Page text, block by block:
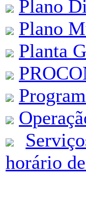
Plano
Plano
Planta
horário